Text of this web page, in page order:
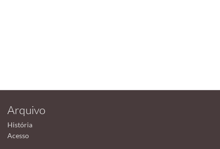
Arquivo
História
Acesso